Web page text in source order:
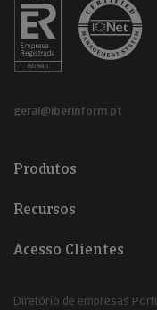
geral@iberinform.pt
Produtos
Recursos
Acesso Clientes
Diretório de empresas